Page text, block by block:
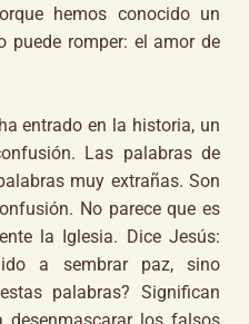
hemos conocido un
puede romper: el amor de
entrado en la historia, un
Las palabras de
muy extrañas. Son
No parece que es
la Iglesia. Dice Jesús:
a sembrar paz, sino
palabras? Significan
los falsos